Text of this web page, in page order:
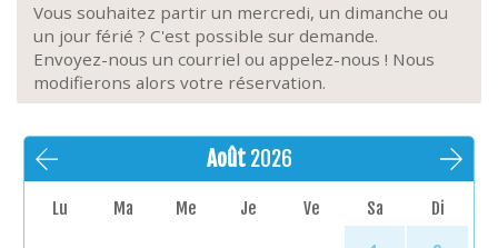
Vous souhaitez partir un mercredi, un dimanche ou
un jour férié ? C'est possible sur demande.
Envoyez-nous un courriel ou appelez-nous ! Nous
modifierons alors votre réservation.
Août 2026
Lu Ma Me Je Ve Sa Di